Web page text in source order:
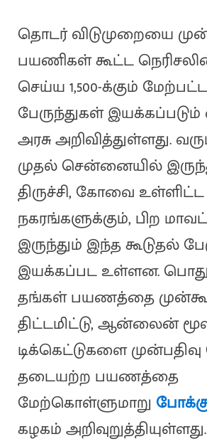
தொடர் விடுமுறையை
பயணிகள் கூட்ட
செய்ய 1,500-க்கும் மேற்பட்ட
பேருந்துகள்
அரசு அறிவித்துள்ளது.
முதல் சென்னையில்
திருச்சி, கோவை உள்ளிட்ட
நகரங்களுக்கும், பிற
இருந்தும் இந்த கூடுதல்
இயக்கப்பட உள்ளன.
தங்கள் பயணத்தை
திட்டமிட்டு, ஆன்லைன்
டிக்கெட்டுகளை
தடையற்ற பயணத்தை
மேற்கொள்ளுமாறு
கழகம் அறிவுறுத்தியுள்ளது.